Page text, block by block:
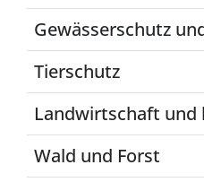
Gewässerschutz
Tierschutz
Landwirtschaft und
Wald und Forst